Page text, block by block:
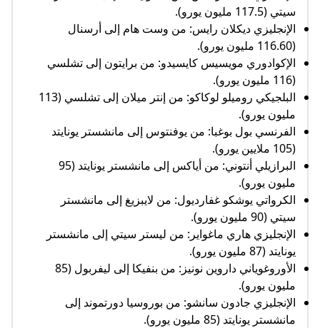
سيتي (117.5 مليون يورو).
الإنجليزي ديكلان رايس: من وست هام إلى أرسنال
(116.60 مليون يورو).
الإكوادوري مويسيس كايسيدو: من برايتون إلى تشلسي
(116 مليون يورو).
البلجيكي روميلو لوكاكو: من إنتر ميلان إلى تشلسي (113
مليون يورو).
الفرنسي بول بوغبا: من يوفنتوس إلى مانشستر يونايتد
(105 ملايين يورو).
البرازيلي أنتوني: من أياكس إلى مانشستر يونايتد (95
مليون يورو).
الكرواتي يوشكو غفارديول: من لايبزيغ إلى مانشستر
سيتي (90 مليون يورو).
الإنجليزي هاري ماغواير: من ليستر سيتي إلى مانشستر
يونايتد (87 مليون يورو).
الأوروغوياني داروين نونيز: من بنفيكا إلى ليفربول (85
مليون يورو).
الإنجليزي جادون سانشو: من بوروسيا دورتموند إلى
مانشستر يونايتد (85 مليون يورو).